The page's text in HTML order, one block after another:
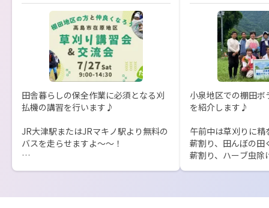
田舎暮らしの保全作業に必須となる刈
払機の講習を行います♪
JR大津駅またはJRマキノ駅より無料の
バスを走らせますよ〜〜！
小泉地区での棚田
を紹介します♪
午前中は草刈りに
薪割り、田んぼの田
薪割り、ハーブ虫除